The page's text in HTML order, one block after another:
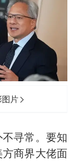
片
寻常。要知
商界大佬面